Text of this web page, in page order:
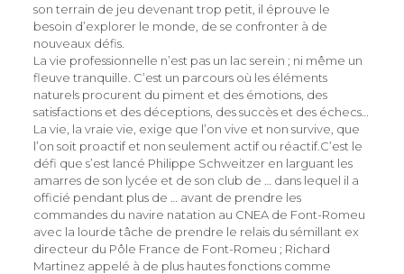
son terrain de jeu devenant trop petit, il éprouve le
besoin d’explorer le monde, de se confronter à de
nouveaux défis.
La vie professionnelle n’est pas un lac serein ; ni même un
fleuve tranquille. C’est un parcours où les éléments
naturels procurent du piment et des émotions, des
satisfactions et des déceptions, des succès et des échecs…
La vie, la vraie vie, exige que l’on vive et non survive, que
l’on soit proactif et non seulement actif ou réactif.C’est le
défi que s’est lancé Philippe Schweitzer en larguant les
amarres de son lycée et de son club de … dans lequel il a
officié pendant plus de … avant de prendre les
commandes du navire natation au CNEA de Font-Romeu
avec la lourde tâche de prendre le relais du sémillant ex
directeur du Pôle France de Font-Romeu ; Richard
Martinez appelé à de plus hautes fonctions comme